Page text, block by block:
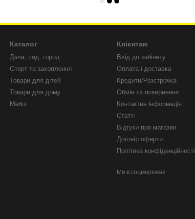
Каталог
Дача, сад, город
Спорт та захоплення
Товари для дітей
Товари для дому
Меблі
Клієнтам
Вхід до кабінету
Оплата і доставка
Кредити/Розстрочка
Обмін та повернення
Контактна інформація
Статті
Відгуки про магазин
Договір оферти
Політика конфіденційності
Ми в соцмережах